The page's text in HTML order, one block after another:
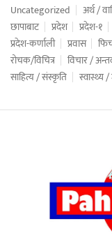
Uncategorized अर्थ /
छापाबाट
प्रदेश प्रदेश-१
प्रदेश-कर्णाली
प्रवास
रोचक/विचित्र
विचार /
साहित्य / संस्कृति
स्वास्थ्य